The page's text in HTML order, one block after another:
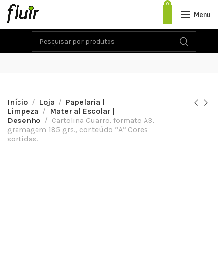
0
Menu
Início Loja
Papelaria |
Limpeza
Material Escolar |
Desenho
Cartolina Guarro, formato A3,
gramagem 185 grs., conteúdo “A” Cores
sortidas.